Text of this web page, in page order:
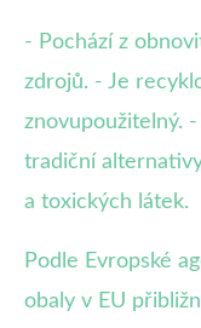
- Pochází z
zdrojů. - Je
znovupoužitelný.
tradiční
a toxických látek.
Podle Evropské
obaly v EU